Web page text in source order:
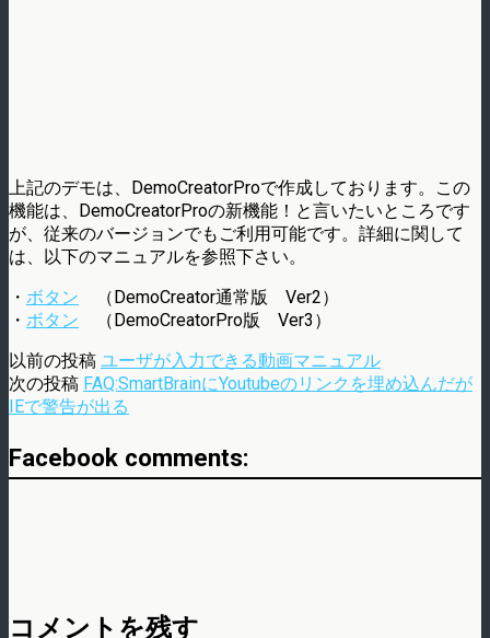
上記のデモは、DemoCreatorProで作成しております。この
機能は、DemoCreatorProの新機能！と言いたいところです
が、従来のバージョンでもご利用可能です。詳細に関して
は、以下のマニュアルを参照下さい。
・ ボタン （DemoCreator通常版 Ver2）
・ ボタン （DemoCreatorPro版 Ver3）
以前の投稿 ユーザが入力できる動画マニュアル
次の投稿 FAQ:SmartBrainにYoutubeのリンクを埋め込んだが
IEで警告が出る
Facebook comments:
コメントを残す